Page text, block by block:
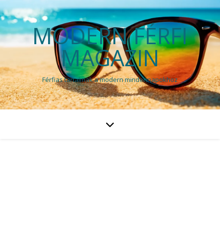
MODERN FÉRFI
MAGAZIN
Férfias tartalmak a modern mindennapokhoz